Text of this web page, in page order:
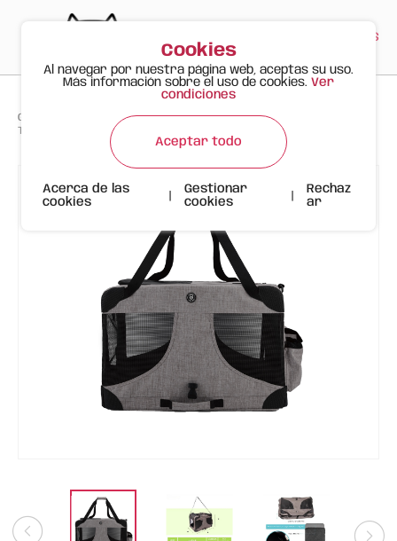
ES
Gato Feliz Productos > >
Transportín para Animales Premium Comfort Gris XL FOFOS
Cookies
Al navegar por nuestra página web, aceptas su uso.
Más información sobre el uso de cookies. Ver
condiciones
Aceptar todo
Acerca de las
cookies
Gestionar
cookies
Rechaz
ar